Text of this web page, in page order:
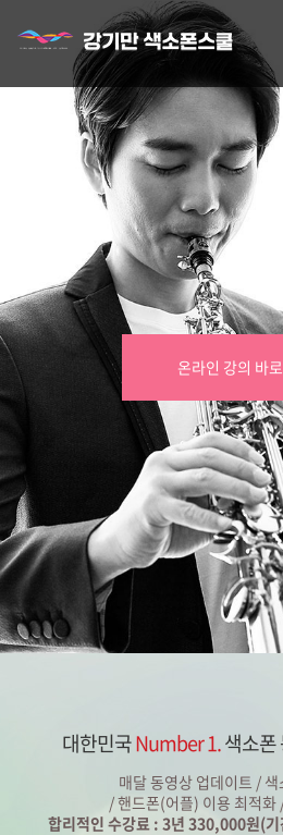
온라인 강의 바
대한민국Number 1.색소폰
매달 동영상 업데이트 /
/ 핸드폰(어플) 이용 최적화
합리적인 수강료 : 3년 330,000원(기